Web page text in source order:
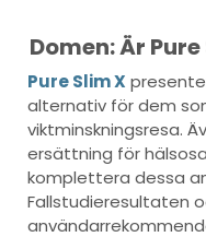
Domen: Är
Pure Slim X
alternativ för dem
viktminskningsresa.
ersättning för
komplettera dessa
Fallstudieresultaten